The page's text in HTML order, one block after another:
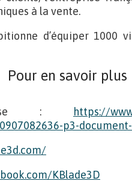
à la vente.
d’équiper 1000
Pour en savoir plus
:
https://
p3-
KBlade3D